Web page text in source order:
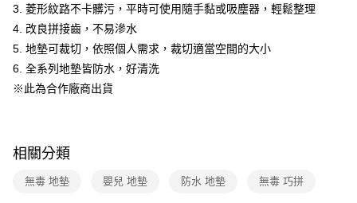
【注意事項】
1.本服務係由「台灣大哥大股份有限公司」（以下簡稱本公司）所提供，讓
用戶於交易時，得透過本服務購買商品或服務，並由商店將買賣／分期付款
買賣價金債權讓與本公司後，依約使用本公司帳單繳交帳款。
2.基於同意付款使用「大哥付你分期」之契約關係目的，商店將以您的個人
由本公司與您本人進行分期帳單所需資料之確認、核對及更正。
3. 菱形紋路不卡髒污，平時可使用隨手黏或吸塵器，輕鬆整理
4. 改良拼接齒，不易滲水
5. 地墊可裁切，依照個人需求，裁切適當空間的大小
6. 全系列地墊皆防水，好清洗
※此為合作廠商出貨
相關分類
無毒 地墊 嬰兒 地墊 防水 地墊 無毒 巧拼